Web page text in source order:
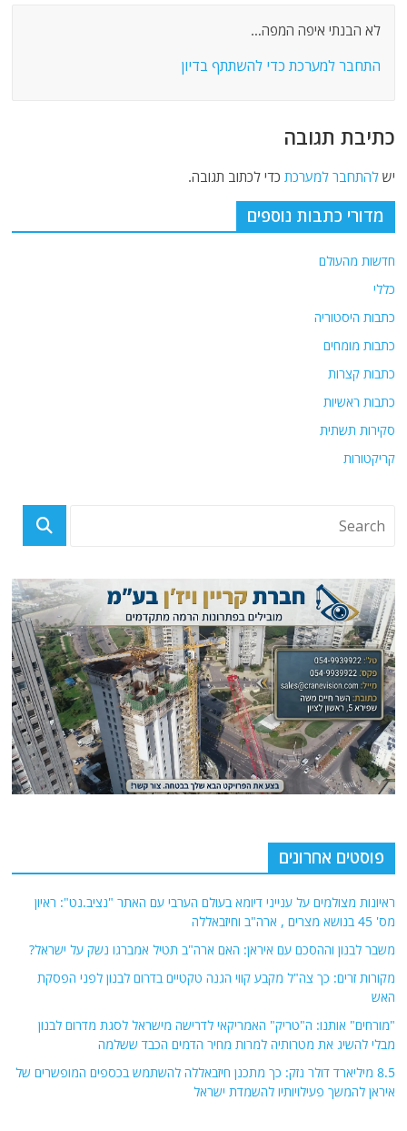
לא הבנתי איפה המפה…
התחבר למערכת כדי להשתתף בדיון
כתיבת תגובה
ישלהתחבר למערכת כדי לכתוב תגובה.
מדורי כתבות נוספים
חדשות מהעולם
כללי
כתבות היסטוריה
כתבות מומחים
כתבות קצרות
כתבות ראשיות
סקירות תשתית
קריקטורות
פוסטים אחרונים
ראיונות מצולמים על ענייני דיומא בעולם הערבי עם האתר "נציב.נט": ראיון
מס' 45 בנושא מצרים , ארה"ב וחיזבאללה
משבר לבנון וההסכם עם איראן: האם ארה"ב תטיל אמברגו נשק על ישראל?
מקורות זרים: כך צה"ל מקבע קווי הגנה טקטיים בדרום לבנון לפני הפסקת
האש
"מורחים" אותנו: ה"טריק" האמריקאי לדרישה מישראל לסגת מדרום לבנון
מבלי להשיג את מטרותיה למרות מחיר הדמים הכבד ששלמה
8.5 מיליארד דולר נזק: כך מתכנן חיזבאללה להשתמש בכספים המופשרים של
איראן להמשך פעילויותיו להשמדת ישראל